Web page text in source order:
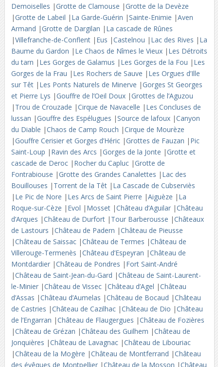
Demoiselles |Grotte de Clamouse |Grotte de la Devèze
|Grotte de Labeil | La Garde-Guérin |Sainte-Enimie |Aven
Armand |Grotte de Dargilan | La cascade de Rûnes
|Villefranche-de-Conflent | Eus |Castelnou | Lac des Rives | La
Baume du Gardon | Le Chaos de Nîmes le Vieux | Les Détroits
du tarn | Les Gorges de Galamus | Les Gorges de la Fou | Les
Gorges de la Frau | Les Rochers de Sauve | Les Orgues d’Ille
sur Têt | Les Ponts Naturels de Minerve |Gorges St Georges
et Pierre Lys |Gouffre de l’Oeil Doux |Grottes de l’Aguzou
| Trou de Crouzade |Cirque de Navacelle | Les Concluses de
lussan |Gouffre des Espélugues |Source de lafoux |Canyon
du Diable |Chaos de Camp Rouch |Cirque de Mourèze
|Gouffre Cerisier et Gorges d’Héric |Grottes de Fauzan | Pic
Saint-Loup | Ravin des Arcs |Gorges de la Jonte |Grotte et
cascade de Deroc | Rocher du Capluc |Grotte de
Fontrabiouse |Grotte des Grandes Canalettes | Lac des
Bouillouses | Torrent de la Têt | La Cascade de Cubserviès
| Le Pic de Nore | Les Arcs de Saint Pierre |Aiguèze | La
Roque-sur-Cèze | Evol | Mosset |Château d’Aguilar |Château
d’Arques |Château de Durfort | Tour Barberousse |Châteaux
de Lastours |Château de Padern |Château de Pieusse
|Château de Saissac |Château de Termes |Château de
Villerouge-Termenès |Château d’Espeyran |Château de
Montdardier |Château de Pondres | Fort Saint-André
|Château de Saint-Jean-du-Gard |Château de Saint-Laurent-
le-Minier |Château de Vissec |Château d’Agel |Château
d’Assas |Château d’Aumelas |Château de Bocaud |Château
de Castries |Château de Cazilhac |Château de Dio |Château
de l’Engarran |Château de Flaugergues |Château de Fozières
|Château de Grézan |Château des Guilhem |Château de
Jonquières |Château de Lavagnac |Château de Libouriac
|Château de la Mogère |Château de Montferrand |Château
des évêques de Montpellier |Château de la Mosson |Château